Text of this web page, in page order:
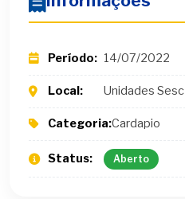
Período: 14/07/2022
Local: Unidades Sesc
Categoria:Cardapio
Status: Aberto